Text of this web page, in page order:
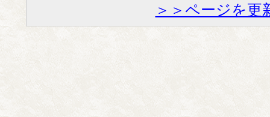
＞＞ページを更